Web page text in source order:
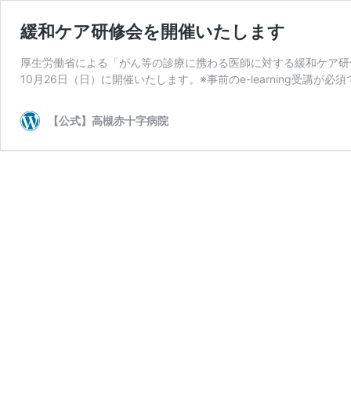
緩和ケア研修会を開催いたします
厚生労働省による「がん等の診療に携わる医師に対する緩和ケア
10月26日（日）に開催いたします。※事前のe-learning受講が必
【公式】高槻赤十字病院